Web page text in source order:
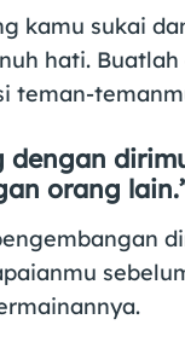
kamu sukai
hati.
teman-
dengan
orang